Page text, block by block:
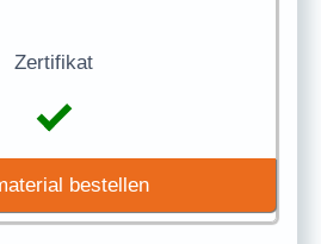
Zertifikat
bestellen